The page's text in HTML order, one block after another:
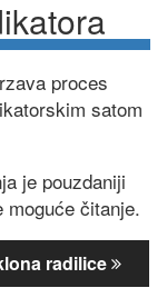
proces
satom
je pouzdaniji
moguće čitanje.
radilice